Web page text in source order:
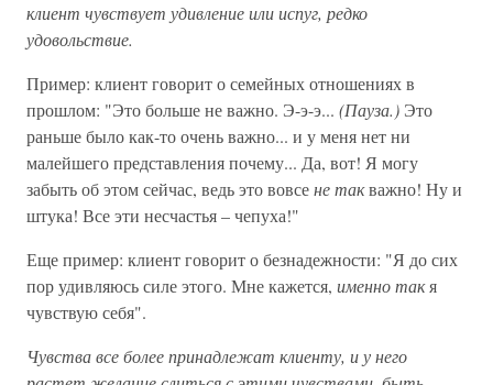
клиент чувствует удивление или испуг, редко
удовольствие.
Пример: клиент говорит о семейных отношениях в
прошлом: "Это больше не важно. Э-э-э... (Пауза.) Это
раньше было как-то очень важно... и у меня нет ни
малейшего представления почему... Да, вот! Я могу
забыть об этом сейчас, ведь это вовсене такважно! Ну и
штука! Все эти несчастья – чепуха!"
Еще пример: клиент говорит о безнадежности: "Я до сих
пор удивляюсь силе этого. Мне кажется, именно такя
чувствую себя".
Чувства все более принадлежат клиенту, и у него